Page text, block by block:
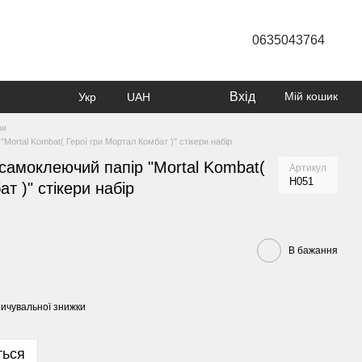
0635043764
Укр UAH Вхід Мій кошик
Kombat( Герої гри Мортал Комбат )" стікери набір
папір "Mortal Kombat(
)" стікери набір
Артикул
Н051
В бажання
знижки